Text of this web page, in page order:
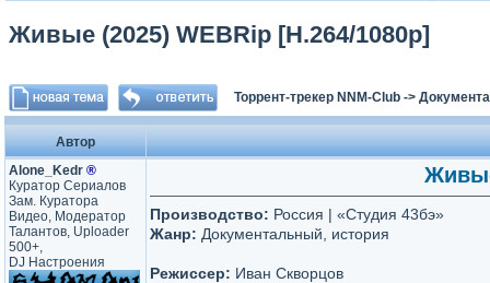
Живые (2025) WEBRip [H.264/1080p]
Торрент-трекер NNM-Club ->
Автор
Alone_Kedr ®
Куратор Сериалов
Зам. Куратора
Видео, Модератор
Талантов, Uploader
500+,
DJ Настроения
Производство: Россия | «Студия 43бэ»
Жанр: Документальный, история
Режиссер: Иван Скворцов